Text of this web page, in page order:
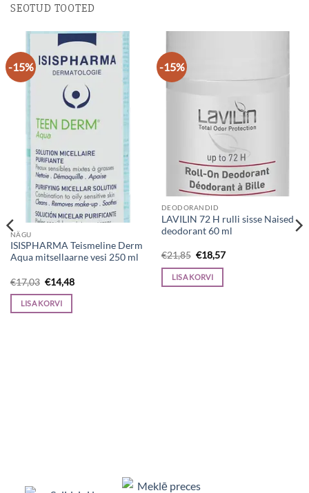
SEOTUD TOOTED
-15%
NÄGU
ISISPHARMA Teismeline Derm
Aqua mitsellaarne vesi 250 ml
€17,03 Algne
hind
oli:
€17,03.
€14,48Current
LISA KORVI
-15%
DEODORANDID
LAVILIN 72 H rulli sisse Naised
deodorant 60 ml
€21,85 Algne
hind
oli:
€21,85.
€18,57Current
LISA KORVI